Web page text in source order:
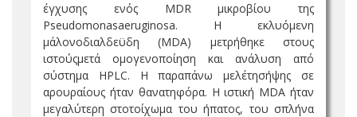
έγχυσης ενός MDR μικροβίου της
Pseudomonasaeruginosa. Η εκλυόμενη
μάλονοδιαλδεϋδη (MDA) μετρήθηκε στους
ιστούςμετά ομογενοποίηση και ανάλυση από
σύστημα HPLC. Η παραπάνω μελέτησήψης σε
αρουραίους ήταν θανατηφόρα. Η ιστική MDA ήταν
μεγαλύτερη στοτοίχωμα του ήπατος, του σπλήνα